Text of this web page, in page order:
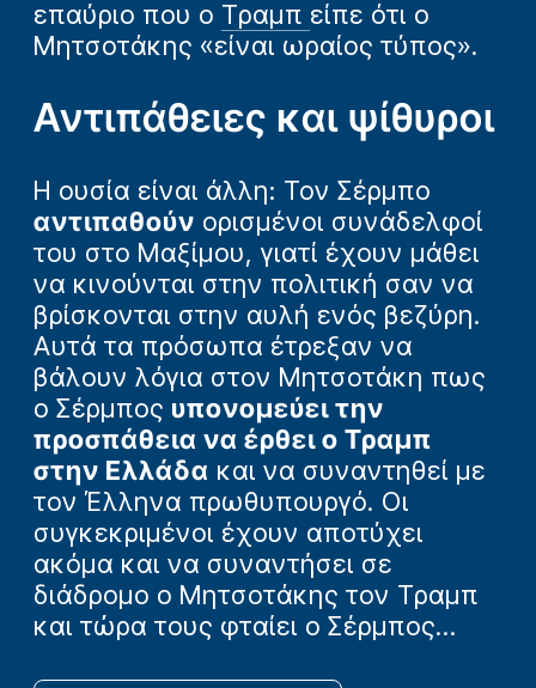
επαύριο που ο Τραμπ είπε ότι ο
Μητσοτάκης «είναι ωραίος τύπος».
Αντιπάθειες και ψίθυροι
Η ουσία είναι άλλη: Τον Σέρμπο
αντιπαθούν ορισμένοι συνάδελφοί
του στο Μαξίμου, γιατί έχουν μάθει
να κινούνται στην πολιτική σαν να
βρίσκονται στην αυλή ενός βεζύρη.
Αυτά τα πρόσωπα έτρεξαν να
βάλουν λόγια στον Μητσοτάκη πως
ο Σέρμπος υπονομεύει την
προσπάθεια να έρθει ο Τραμπ
στην Ελλάδα και να συναντηθεί με
τον Έλληνα πρωθυπουργό. Οι
συγκεκριμένοι έχουν αποτύχει
ακόμα και να συναντήσει σε
διάδρομο ο Μητσοτάκης τον Τραμπ
και τώρα τους φταίει ο Σέρμπος…